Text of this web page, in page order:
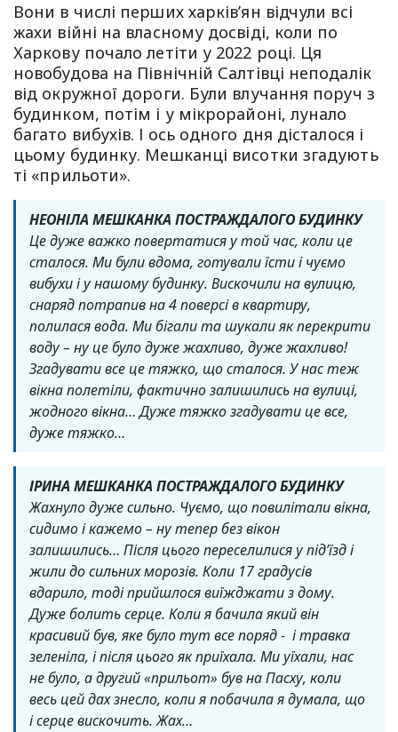
Вони в числі перших харків’ян відчули всі
жахи війні на власному досвіді, коли по
Харкову почало летіти у 2022 році. Ця
новобудова на Північній Салтівці неподалік
від окружної дороги. Були влучання поруч з
будинком, потім і у мікрорайоні, лунало
багато вибухів. І ось одного дня дісталося і
цьому будинку. Мешканці висотки згадують
ті «прильоти».
НЕОНІЛА МЕШКАНКА ПОСТРАЖДАЛОГО БУДИНКУ
Це дуже важко повертатися у той час, коли це
сталося. Ми були вдома, готували їсти і чуємо
вибухи і у нашому будинку. Вискочили на вулицю,
снаряд потрапив на 4 поверсі в квартиру,
полилася вода. Ми бігали та шукали як перекрити
воду – ну це було дуже жахливо, дуже жахливо!
Згадувати все це тяжко, що сталося. У нас теж
вікна полетіли, фактично залишились на вулиці,
жодного вікна… Дуже тяжко згадувати це все,
дуже тяжко…
ІРИНА МЕШКАНКА ПОСТРАЖДАЛОГО БУДИНКУ
Жахнуло дуже сильно. Чуємо, що повилітали вікна,
сидимо і кажемо – ну тепер без вікон
залишились… Після цього переселилися у під’їзд і
жили до сильних морозів. Коли 17 градусів
вдарило, тоді прийшлося виїжджати з дому.
Дуже болить серце. Коли я бачила який він
красивий був, яке було тут все поряд - і травка
зеленіла, і після цього як приїхала. Ми уїхали, нас
не було, а другий «прильот» був на Пасху, коли
весь цей дах знесло, коли я побачила я думала, що
і серце вискочить. Жах…